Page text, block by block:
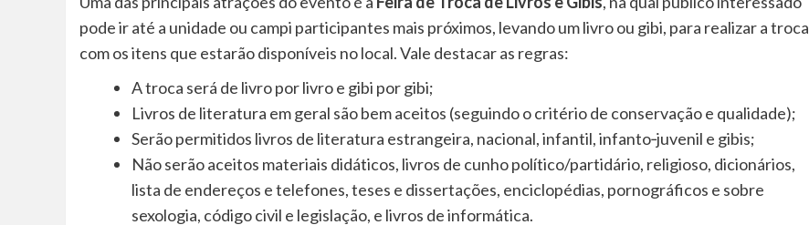
pode ir até a unidade ou campi participantes mais próximos, levando um livro ou gibi, para realizar a troca
com os itens que estarão disponíveis no local. Vale destacar as regras:
A troca será de livro por livro e gibi por gibi;
Livros de literatura em geral são bem aceitos (seguindo o critério de conservação e qualidade);
Serão permitidos livros de literatura estrangeira, nacional, infantil, infanto‐juvenil e gibis;
Não serão aceitos materiais didáticos, livros de cunho político/partidário, religioso, dicionários,
lista de endereços e telefones, teses e dissertações, enciclopédias, pornográficos e sobre
sexologia, código civil e legislação, e livros de informática.